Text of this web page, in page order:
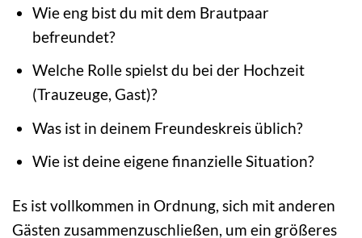
Wie eng bist du mit dem Brautpaar
befreundet?
Welche Rolle spielst du bei der Hochzeit
(Trauzeuge, Gast)?
Was ist in deinem Freundeskreis üblich?
Wie ist deine eigene finanzielle Situation?
Es ist vollkommen in Ordnung, sich mit anderen
Gästen zusammenzuschließen, um ein größeres